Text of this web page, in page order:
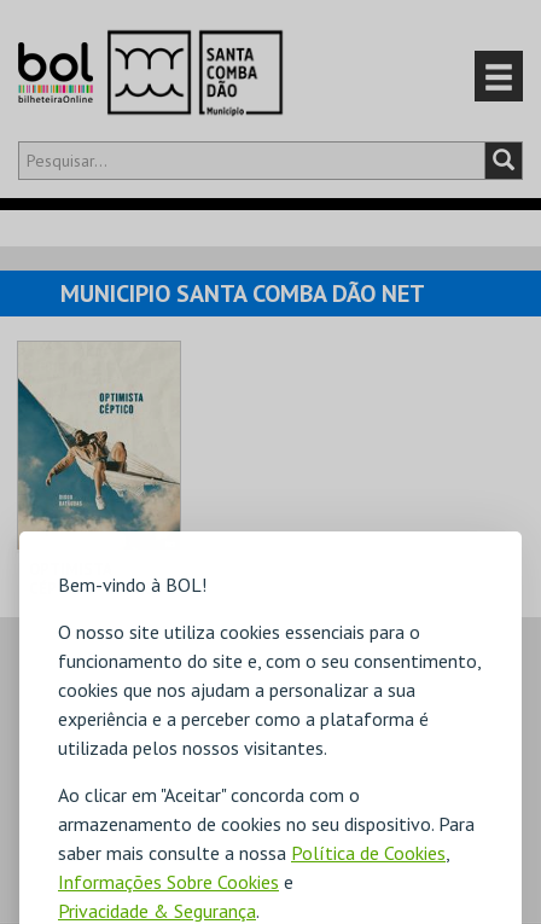
Bem-vindo à BOL!
O nosso site utiliza cookies essenciais para o
funcionamento do site e, com o seu consentimento,
cookies que nos ajudam a personalizar a sua
experiência e a perceber como a plataforma é
utilizada pelos nossos visitantes.
Ao clicar em "Aceitar" concorda com o
armazenamento de cookies no seu dispositivo. Para
saber mais consulte a nossa Política de Cookies
Informações Sobre Cookies e
Privacidade & Segurança.
Olá,iniciar sessão
CARRINHO
EVENTOS
CARTÕES
PRODUTOS
MUNICIPIO SANTA COMBA DÃO NET
CÉPTICO - DIOGO
COMBA DÃO
MAIS INFO